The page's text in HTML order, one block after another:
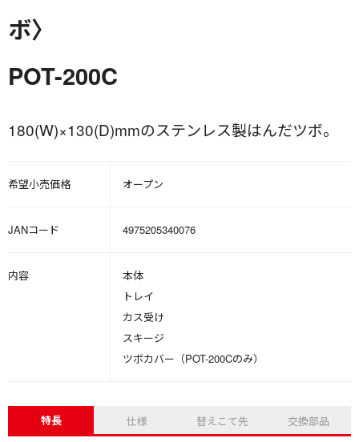
ボ〉
POT-200C
180(W)×130(D)mmのステンレス製はんだツボ。
希望小売価格 オープン
JANコード 4975205340076
内容
本体
トレイ
カス受け
スキージ
ツボカバー（POT-200Cのみ）
特長 仕様 替えこて先 交換部品